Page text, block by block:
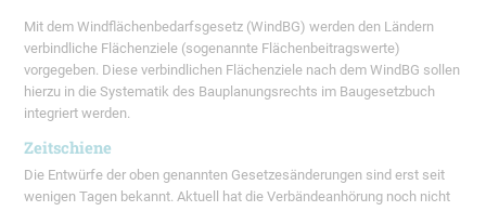
Mit dem Windflächenbedarfsgesetz (WindBG) werden den Ländern
verbindliche Flächenziele (sogenannte Flächenbeitragswerte)
vorgegeben. Diese verbindlichen Flächenziele nach dem WindBG sollen
hierzu in die Systematik des Bauplanungsrechts im Baugesetzbuch
integriert werden.
Zeitschiene
Die Entwürfe der oben genannten Gesetzesänderungen sind erst seit
wenigen Tagen bekannt. Aktuell hat die Verbändeanhörung noch nicht